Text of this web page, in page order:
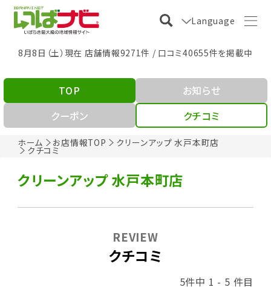
Language
8月8日（土）現在 店舗情報9271件 / 口コミ40655件を掲載中
ホーム お店情報TOP クリーンアップ 水戸本町店
クチコミ
TOP
お知らせ
クーポン
クチコミ
クリーンアップ 水戸本町店
クチコミ
REVIEW
5件中 1 - 5 件目